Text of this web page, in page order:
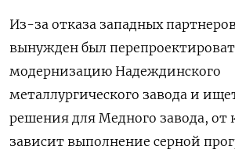
Из-за отказа западных
вынужден был
модернизацию Надеждинского
металлургического завода и
решения для Медного завода, от
зависит выполнение серной